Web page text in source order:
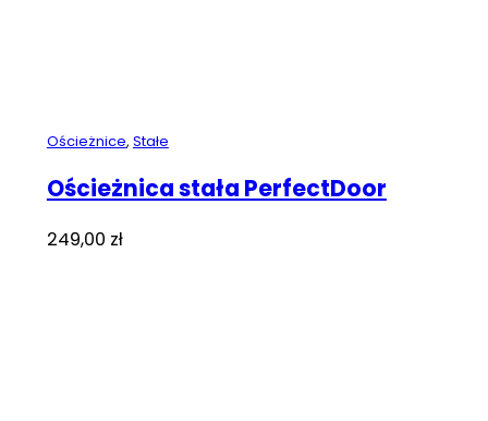
Ościeżnice, Stałe
Ościeżnica stała PerfectDoor
249,00 zł